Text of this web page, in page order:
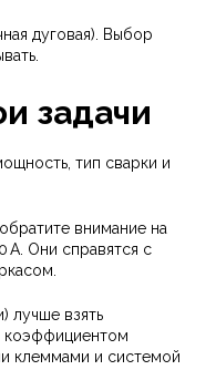
дуговая). Выбор
задачи
тип сварки и
внимание на
А. Они справятся с
лучше взять
коэффициентом
клеммами и системой